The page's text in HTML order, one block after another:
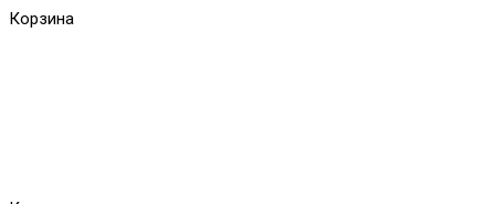
Корзина